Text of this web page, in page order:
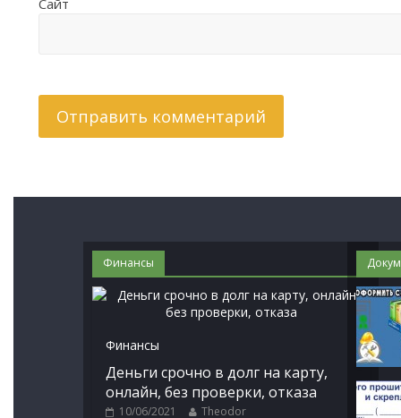
Сайт
Финансы
Финансы
Деньги срочно в долг на карту,
онлайн, без проверки, отказа
10/06/2021 Theodor